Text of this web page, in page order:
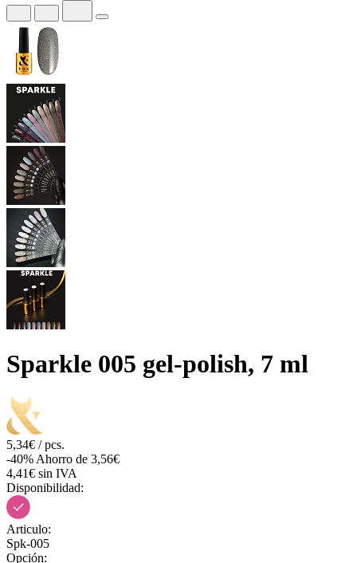
Sparkle 005 gel-polish, 7 ml
5,34€ / pcs.
-40% Ahorro de 3,56€
4,41€ sin IVA
Disponibilidad:
Articulo:
Spk-005
Opción: